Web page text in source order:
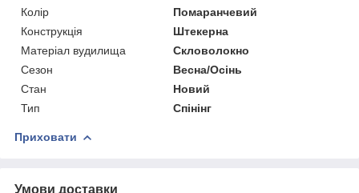
Колір
Помаранчевий
Конструкція
Штекерна
Матеріал вудилища
Скловолокно
Сезон
Весна/Осінь
Стан
Новий
Тип
Спінінг
Приховати
Умови доставки